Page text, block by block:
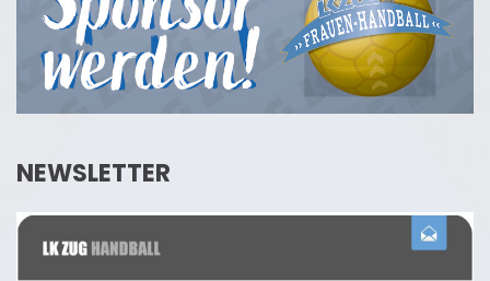
NEWSLETTER